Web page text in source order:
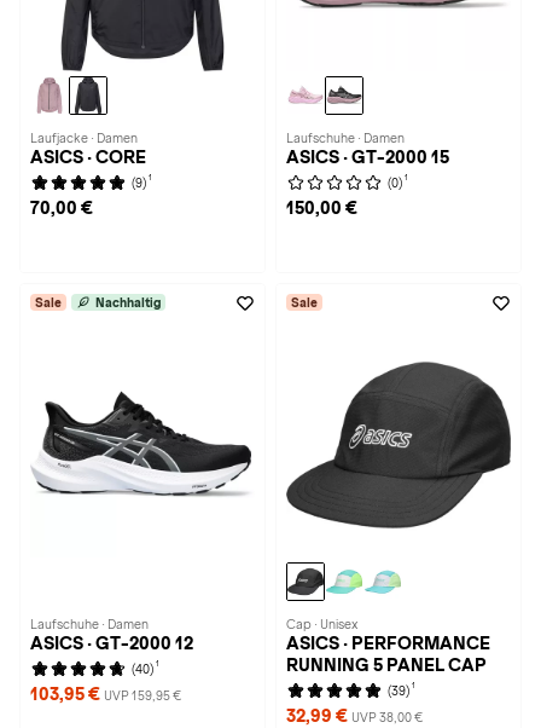
Laufjacke · Damen
ASICS · CORE
(9) 1
70,00 €
Laufschuhe · Damen
ASICS · GT-2000 15
(0) 1
150,00 €
Sale Nachhaltig
Laufschuhe · Damen
ASICS · GT-2000 12
(40) 1
103,95 € UVP 159,95 €
Sale
Cap · Unisex
ASICS · PERFORMANCE
RUNNING 5 PANEL CAP
(39) 1
32,99 € UVP 38,00 €